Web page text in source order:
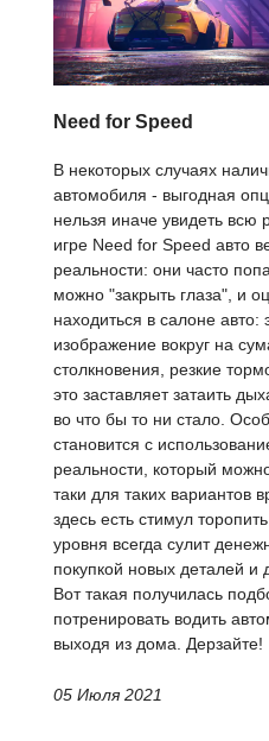
Need for Speed
В некоторых случаях
автомобиля - выгодная
нельзя иначе увидеть всю
игре Need for Speed авто
реальности: они часто
можно "закрыть глаза", и
находиться в салоне авто:
изображение вокруг на
столкновения, резкие
это заставляет затаить
во что бы то ни стало.
становится с
реальности, который
таки для таких вариантов
здесь есть стимул
уровня всегда сулит
покупкой новых деталей и
Вот такая получилась
потренировать водить
выходя из дома. Дерзайте!
05 Июля 2021